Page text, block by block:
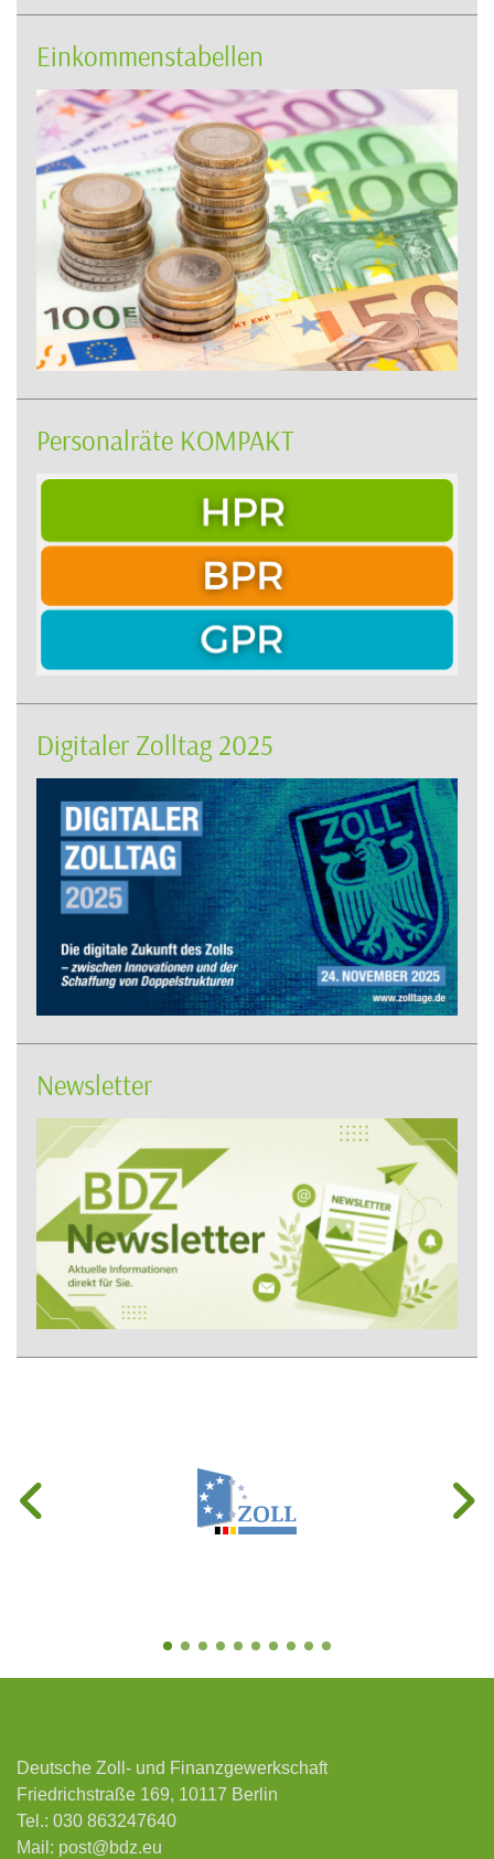
Einkommenstabellen
Personalräte KOMPAKT
Digitaler Zolltag 2025
Newsletter
Deutsche Zoll- und Finanzgewerkschaft
Friedrichstraße 169, 10117 Berlin
Tel.: 030 863247640
Mail: post@bdz.eu